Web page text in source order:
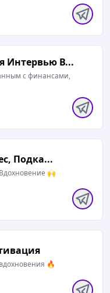
Интервью В...
с финансами,
Подка...
🙌
🔥